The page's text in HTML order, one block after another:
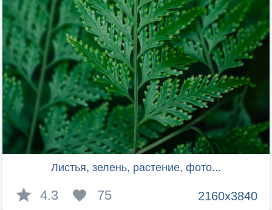
Листья, зелень, растение, фото...
2160x3840
4.3 75